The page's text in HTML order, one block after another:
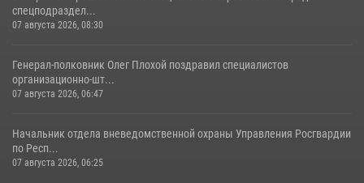
спецподраздел...
07 августа 2026, 08:30
Генерал-полковник Олег Плохой поздравил специалистов
организационно-шт...
07 августа 2026, 06:47
Начальник отдела вневедомственной охраны Управления Росгвардии
по Респ...
07 августа 2026, 06:25